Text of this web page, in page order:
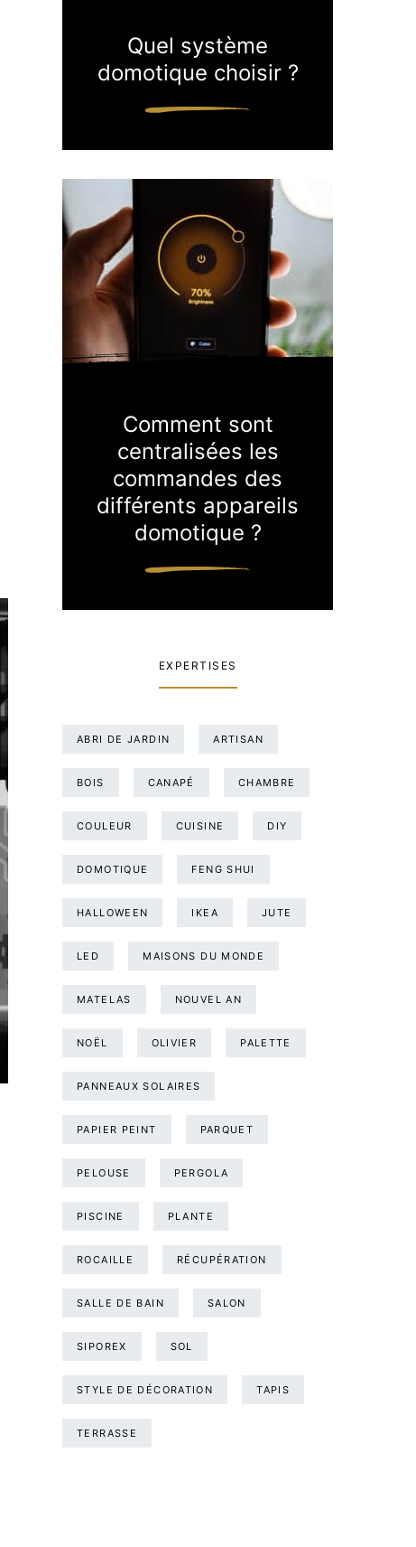
Quel système
domotique choisir ?
Comment sont
centralisées les
commandes des
différents appareils
domotique ?
EXPERTISES
ABRI DE JARDIN ARTISAN
BOIS CANAPÉ CHAMBRE
COULEUR CUISINE DIY
DOMOTIQUE FENG SHUI
HALLOWEEN IKEA JUTE
LED MAISONS DU MONDE
MATELAS NOUVEL AN
NOËL OLIVIER PALETTE
PANNEAUX SOLAIRES
PAPIER PEINT PARQUET
PELOUSE PERGOLA
PISCINE PLANTE
ROCAILLE RÉCUPÉRATION
SALLE DE BAIN SALON
SIPOREX SOL
STYLE DE DÉCORATION TAPIS
TERRASSE